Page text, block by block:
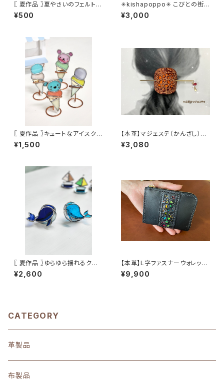
〖 夏作品 〗夏やさいのフェルトス
トラップ
¥500
✳︎kishapoppo✳︎ こびとの街
－びとろたうんー≪受注生産≫
¥3,000
〖 夏作品 〗キュートなアイスクリ
ーム
¥1,500
【本革】マジェステ（かんざし）
《受注生産》
¥3,080
〖 夏作品 〗ゆらゆら揺れるクジ
ラ
¥2,600
【本革】L字ファスナーウォレット
《受注生産》
¥9,900
CATEGORY
革製品
布製品